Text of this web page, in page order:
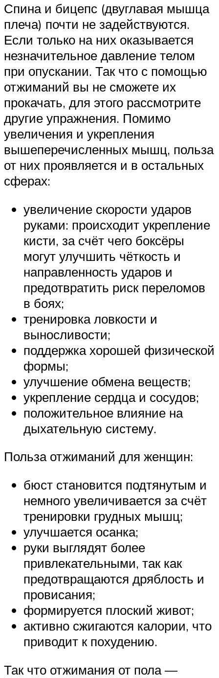
Спина и бицепс (двуглавая мышца
плеча) почти не задействуются.
Если только на них оказывается
незначительное давление телом
при опускании. Так что с помощью
отжиманий вы не сможете их
прокачать, для этого рассмотрите
другие упражнения. Помимо
увеличения и укрепления
вышеперечисленных мышц, польза
от них проявляется и в остальных
сферах:
увеличение скорости ударов
руками: происходит укрепление
кисти, за счёт чего боксёры
могут улучшить чёткость и
направленность ударов и
предотвратить риск переломов
в боях;
тренировка ловкости и
выносливости;
поддержка хорошей физической
формы;
улучшение обмена веществ;
укрепление сердца и сосудов;
положительное влияние на
дыхательную систему.
Польза отжиманий для женщин:
бюст становится подтянутым и
немного увеличивается за счёт
тренировки грудных мышц;
улучшается осанка;
руки выглядят более
привлекательными, так как
предотвращаются дряблость и
провисания;
формируется плоский живот;
активно сжигаются калории, что
приводит к похудению.
Так что отжимания от пола —